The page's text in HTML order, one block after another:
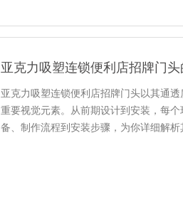
亚克力吸塑连锁便利店招牌门
亚克力吸塑连锁便利店招牌门头以其通
重要视觉元素。从前期设计到安装，每
备、制作流程到安装步骤，为你详细解